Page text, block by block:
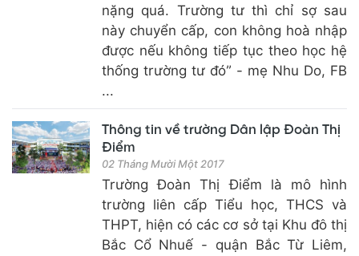
nặng quá. Trường tư thì chỉ sợ sau
này chuyển cấp, con không hoà nhập
được nếu không tiếp tục theo học hệ
thống trường tư đó” - mẹ Nhu Do, FB
...
Thông tin về trường Dân lập Đoàn Thị
Điểm
02 Tháng Mười Một 2017
Trường Đoàn Thị Điểm là mô hình
trường liên cấp Tiểu học, THCS và
THPT, hiện có các cơ sở tại Khu đô thị
Bắc Cổ Nhuế - quận Bắc Từ Liêm,